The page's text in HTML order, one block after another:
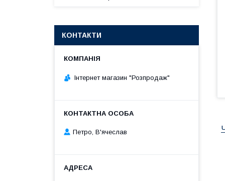
КОНТАКТИ
Інтернет магазин "Розпродаж"
Петро, В'ячеслав